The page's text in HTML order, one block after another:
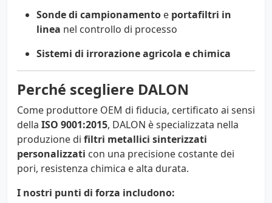
Sonde di campionamento e portafiltri in
linea nel controllo di processo
Sistemi di irrorazione agricola e chimica
Perché scegliere DALON
Come produttore OEM di fiducia, certificato ai sensi
della ISO 9001:2015, DALON è specializzata nella
produzione di filtri metallici sinterizzati
personalizzati con una precisione costante dei
pori, resistenza chimica e alta durata.
I nostri punti di forza includono: